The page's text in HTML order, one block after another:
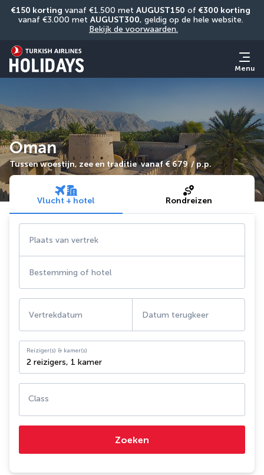
€150 korting vanaf €1.500 met AUGUST150 of €300 korting
vanaf €3.000 met AUGUST300
Bekijk de voorwaarden.
Menu
Oman
Tussen woestijn, zee en traditie vanaf € 679 / p.p.
Vlucht + hotel Rondreizen
Plaats van vertrek
Bestemming of hotel
Vertrekdatum Datum terugkeer
Reiziger(s) & kamer(s)
2 reizigers, 1 kamer
Class
Zoeken